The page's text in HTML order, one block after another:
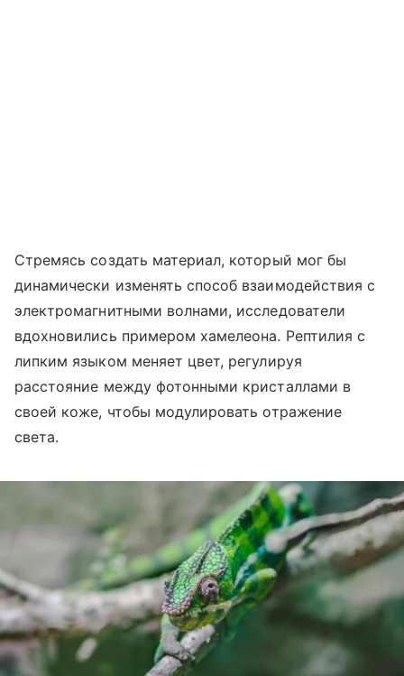
Стремясь создать материал, который мог бы
динамически изменять способ взаимодействия с
электромагнитными волнами, исследователи
вдохновились примером хамелеона. Рептилия с
липким языком меняет цвет, регулируя
расстояние между фотонными кристаллами в
своей коже, чтобы модулировать отражение
света.